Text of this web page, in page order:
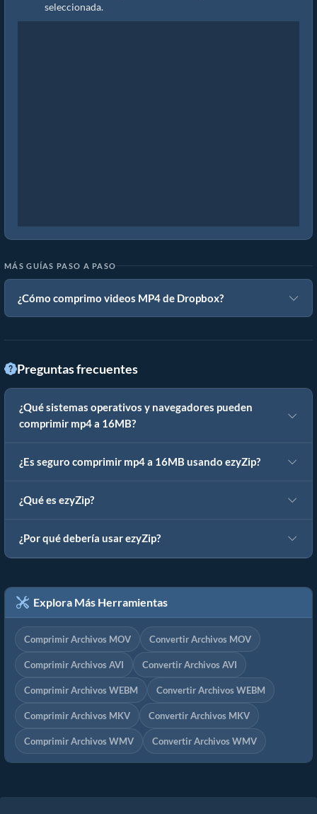
seleccionada.
MÁS GUÍAS PASO A PASO
¿Cómo comprimo videos MP4 de Dropbox?
Preguntas frecuentes
¿Qué sistemas operativos y navegadores pueden
comprimir mp4 a 16MB?
¿Es seguro comprimir mp4 a 16MB usando ezyZip?
¿Qué es ezyZip?
¿Por qué debería usar ezyZip?
Explora Más Herramientas
Comprimir Archivos MOV Convertir Archivos MOV
Comprimir Archivos AVI Convertir Archivos AVI
Comprimir Archivos WEBM Convertir Archivos WEBM
Comprimir Archivos MKV Convertir Archivos MKV
Comprimir Archivos WMV Convertir Archivos WMV